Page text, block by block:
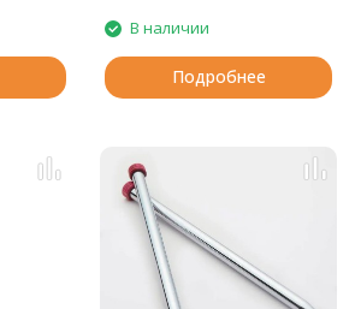
В наличии
Подробнее